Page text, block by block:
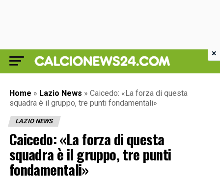
Home » Lazio News » Caicedo: «La forza di questa
squadra è il gruppo, tre punti fondamentali»
LAZIO NEWS
Caicedo: «La forza di questa
squadra è il gruppo, tre punti
fondamentali»
×